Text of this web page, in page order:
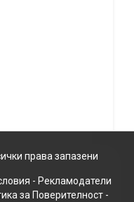
права запазени
- Рекламодатели
за Поверителност -